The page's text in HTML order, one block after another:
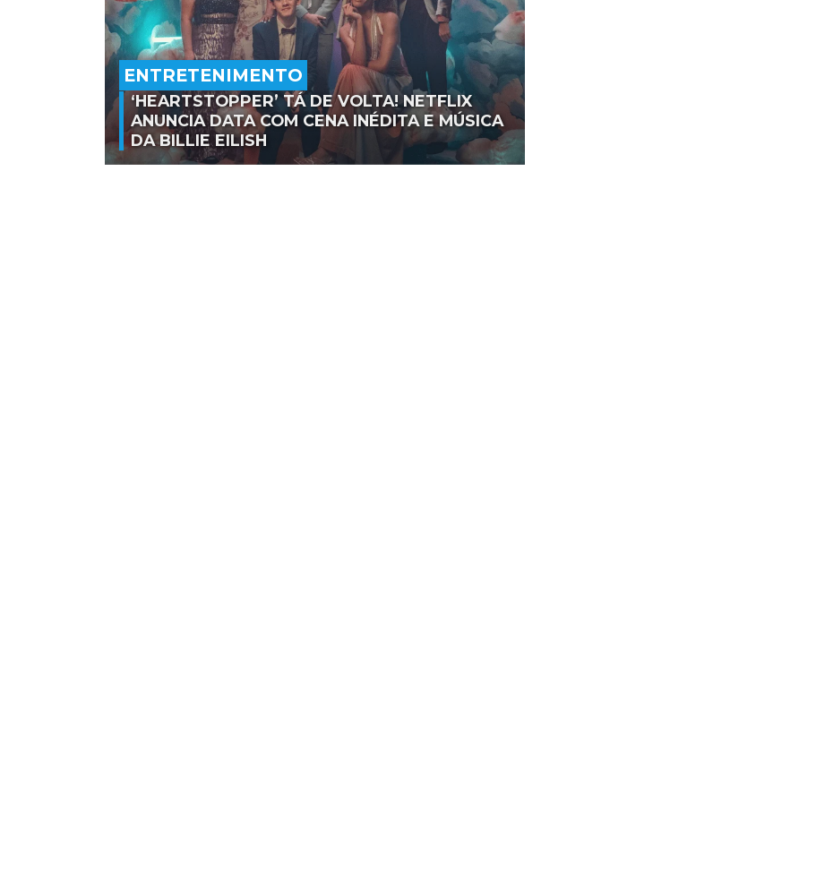
ENTRETENIMENTO
‘HEARTSTOPPER’ TÁ DE VOLTA! NETFLIX
ANUNCIA DATA COM CENA INÉDITA E MÚSICA
DA BILLIE EILISH